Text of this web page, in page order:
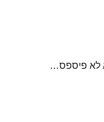
לא פיספס…